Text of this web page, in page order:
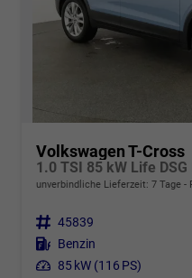
Volkswagen T-Cross
unverbindliche Lieferzeit: 7 Tage
Fahrzeugnr. 45839
Kraftstoff Benzin
Leistung 85 kW (116 PS)